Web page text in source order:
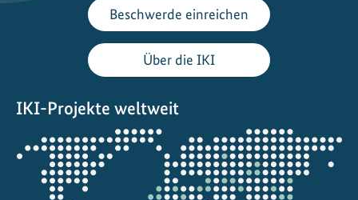
B
F
Z
e
d
u
Beschwerde einreichen
Über die IKI
IKI-Projekte weltweit
Öffnet
die
Projektkarte